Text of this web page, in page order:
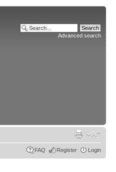
Advanced search
FAQ Register Login